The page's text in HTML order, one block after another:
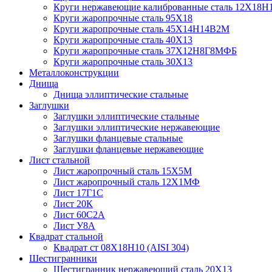
Круги нержавеющие калиброванные сталь
Круги жаропрочные сталь 95Х18
Круги жаропрочные сталь 45Х14Н14В2М
Круги жаропрочные сталь 40Х13
Круги жаропрочные сталь 37Х12Н8Г8МФБ
Круги жаропрочные сталь 30Х13
Металлоконструкции
Днища
Днища эллиптические стальные
Заглушки
Заглушки эллиптические стальные
Заглушки эллиптические нержавеющие
Заглушки фланцевые стальные
Заглушки фланцевые нержавеющие
Лист стальной
Лист жаропрочный сталь 15Х5М
Лист жаропрочный сталь 12Х1МФ
Лист 17Г1С
Лист 20К
Лист 60С2А
Лист У8А
Квадрат стальной
Квадрат ст 08Х18Н10 (AISI 304)
Шестигранники
Шестигранник нержавеющий сталь 20Х13